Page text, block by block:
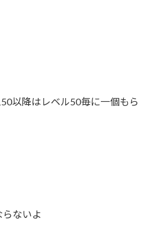
以降はレベル50毎に一個もら
ないよ